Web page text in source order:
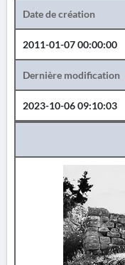
Date de création
2011-01-07 00:00:00
Dernière modification
2023-10-06 09:10:03